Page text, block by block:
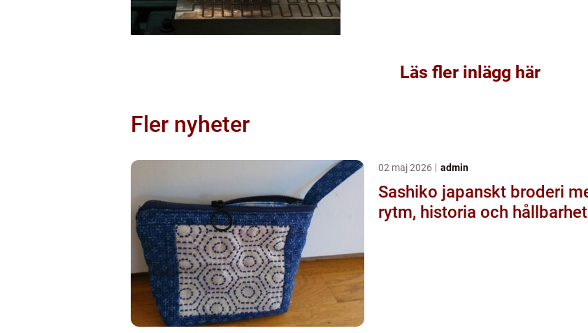
Läs fler inlägg här
Fler nyheter
02 maj 2026 admin
Sashiko japanskt broderi med
rytm, historia och hållbarhet